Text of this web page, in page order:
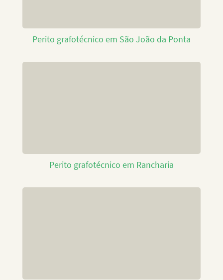
Perito grafotécnico em São João da Ponta
Perito grafotécnico em Rancharia